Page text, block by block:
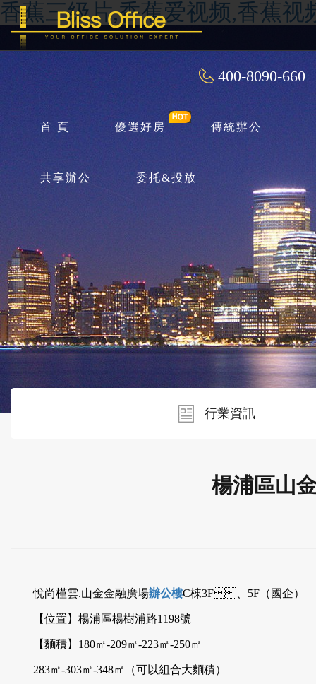
香蕉三级片,香蕉爱视频,香蕉视
400-8090-660
首 頁 優選好房 傳統辦公
共享辦公 委托&投放
行業資訊
楊浦區山
悅尚槿雲.山金金融廣場辦公樓C棟3F、5F（國企）
【位置】楊浦區楊樹浦路1198號
【麵積】180㎡-209㎡-223㎡-250㎡
283㎡-303㎡-348㎡（可以組合大麵積）